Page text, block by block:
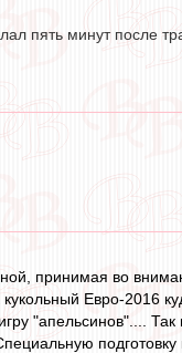
пять минут после
принимая во
Евро-2016
"апельсинов".... Так
подготовку